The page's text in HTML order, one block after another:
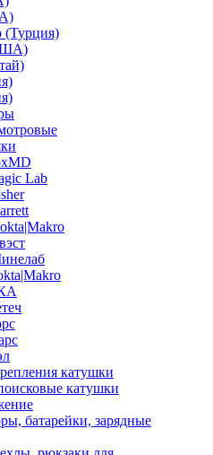
(Турция)
Lab
катушки
катушки
батарейки, зарядные